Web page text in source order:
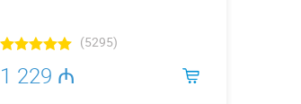
(5295)
1 229 ₼